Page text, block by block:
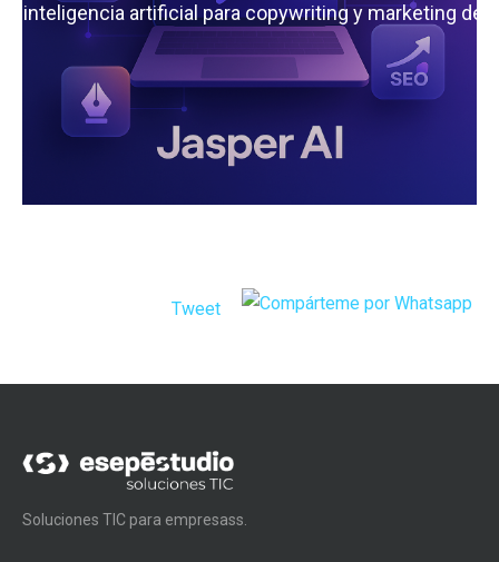
la inteligencia artificial para copywriting y marketing de
Tweet
Soluciones TIC para empresass.